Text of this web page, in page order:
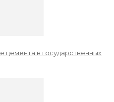
цемента в государственных